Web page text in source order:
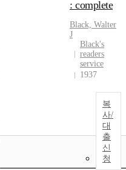
: complete
Black, Walter
J
Black's
readers
service
1937
복
사/
대
출
신
청